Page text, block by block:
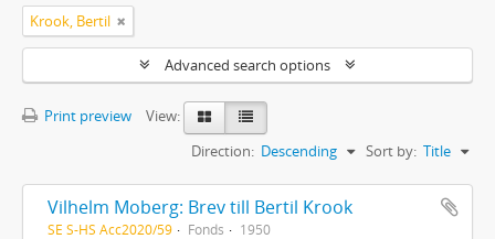
Krook, Bertil
Advanced search options
Print preview
View:
Sort by: Title
Direction: Descending
Vilhelm Moberg: Brev till Bertil Krook
SE S-HS Acc2020/59 Fonds 1950